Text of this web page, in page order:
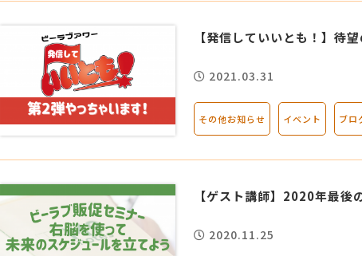
【発信していいとも！】待
2021.03.31
その他お知らせ イベント ブロ
【ゲスト講師】2020年最後
2020.11.25